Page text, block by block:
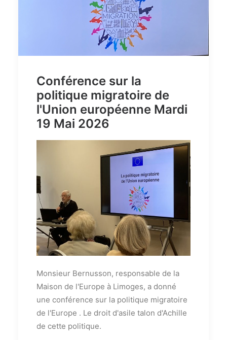
Conférence sur la
politique migratoire de
l'Union européenne Mardi
19 Mai 2026
Monsieur Bernusson, responsable de la
Maison de l'Europe à Limoges, a donné
une conférence sur la politique migratoire
de l'Europe . Le droit d'asile talon d'Achille
de cette politique.